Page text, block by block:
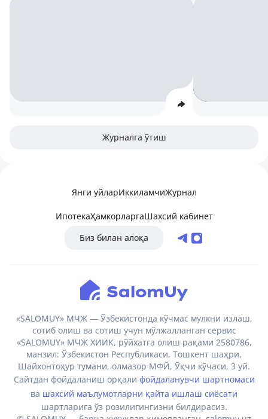
Журналга ўтиш
Янги уйларИккиламчиЖурнал
ИпотекаҲамкорларгаШахсий кабинет
Биз билан алоқа
«SALOMUY» МЧЖ — Ўзбекистонда кўчмас мулкни излаш,
сотиб олиш ва сотиш учун мўлжалланган сервис
«SALOMUY» МЧЖ ХИИК, рўйхатга олиш рақами 2580786,
манзил: Ўзбекистон Республикаси, Тошкент шаҳри,
Шайхонтоҳур тумани, олмазор МФЙ, Ўқчи кўчаси, 3 уй.
Сайтдан фойдаланиш орқали фойдаланувчи шартномаси
ва шахсий маълумотларни қайта ишлаш сиёсати
шартларига ўз розилигингизни билдирасиз.